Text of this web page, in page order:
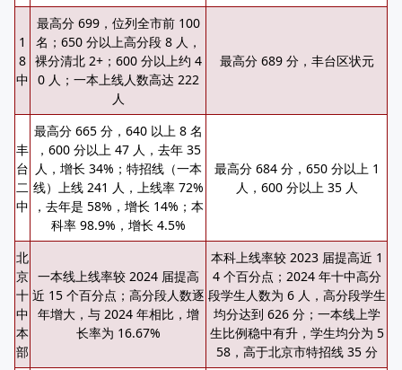
1
8
中
最高分 699，位列全市前 100
名；650 分以上高分段 8 人，
裸分清北 2+；600 分以上约 4
0 人；一本上线人数高达 222
人
最高分 689 分，丰台区状元
丰
台
二
中
最高分 665 分，640 以上 8 名
，600 分以上 47 人，去年 35
人，增长 34%；特招线（一本
线）上线 241 人，上线率 72%
，去年是 58%，增长 14%；本
科率 98.9%，增长 4.5%
最高分 684 分，650 分以上 1
人，600 分以上 35 人
北
京
十
中
本
部
一本线上线率较 2024 届提高
近 15 个百分点；高分段人数逐
年增大，与 2024 年相比，增
长率为 16.67%
本科上线率较 2023 届提高近 1
4 个百分点；2024 年十中高分
段学生人数为 6 人，高分段学生
均分达到 626 分；一本线上学
生比例稳中有升，学生均分为 5
58，高于北京市特招线 35 分